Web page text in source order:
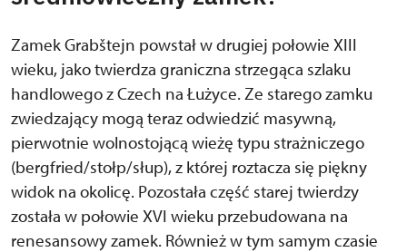
Zamek Grabštejn powstał w drugiej połowie XIII
wieku, jako twierdza graniczna strzegąca szlaku
handlowego z Czech na Łużyce. Ze starego zamku
zwiedzający mogą teraz odwiedzić masywną,
pierwotnie wolnostojącą wieżę typu strażniczego
(bergfried/stołp/słup), z której roztacza się piękny
widok na okolicę. Pozostała część starej twierdzy
została w połowie XVI wieku przebudowana na
renesansowy zamek. Również w tym samym czasie